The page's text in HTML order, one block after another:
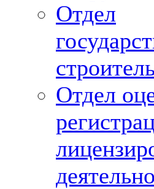
Отдел
Отдел